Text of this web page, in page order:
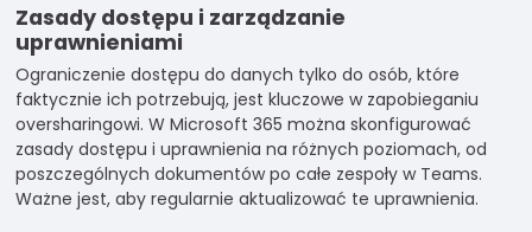
Zasady dostępu i zarządzanie
uprawnieniami
Ograniczenie dostępu do danych tylko do osób, które
faktycznie ich potrzebują, jest kluczowe w zapobieganiu
oversharingowi. W Microsoft 365 można skonfigurować
zasady dostępu i uprawnienia na różnych poziomach, od
poszczególnych dokumentów po całe zespoły w Teams.
Ważne jest, aby regularnie aktualizować te uprawnienia.